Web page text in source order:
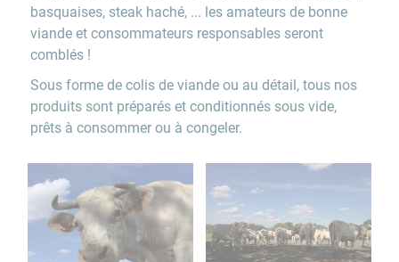
basquaises, steak haché, ... les amateurs de bonne
viande et consommateurs responsables seront
comblés !
Sous forme de colis de viande ou au détail, tous nos
produits sont préparés et conditionnés sous vide,
prêts à consommer ou à congeler.